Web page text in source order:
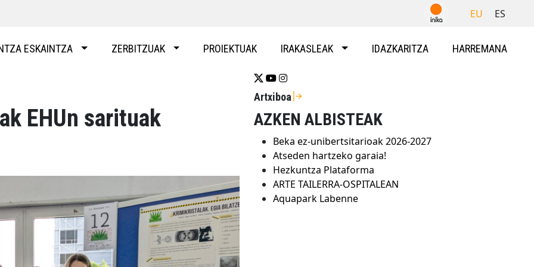
EU ES
ESKAINTZA ZERBITZUAK PROIEKTUAK IRAKASLEAK IDAZKARITZA HARREMANA
EHUn sarituak
Se abrirá nueva ventana-twitter
Se abrirá nueva ventana-youtube
Se abrirá nueva ventana-instragram
Artxiboa
AZKEN ALBISTEAK
Beka ez-unibertsitarioak 2026-2027
Atseden hartzeko garaia!
Hezkuntza Plataforma
ARTE TAILERRA-OSPITALEAN
Aquapark Labenne